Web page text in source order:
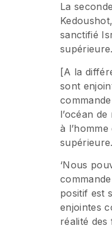
La
sanctifié
[A la
sont
l’océan
à
‘Nous
positif est
enjointes
réalité des